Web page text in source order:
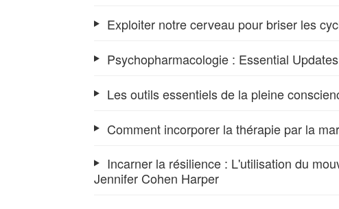
Exploiter notre cerveau pour briser les
Psychopharmacologie : Essential
Les outils essentiels de la pleine
Comment incorporer la thérapie par la
Incarner la résilience : L'utilisation du
Jennifer Cohen Harper